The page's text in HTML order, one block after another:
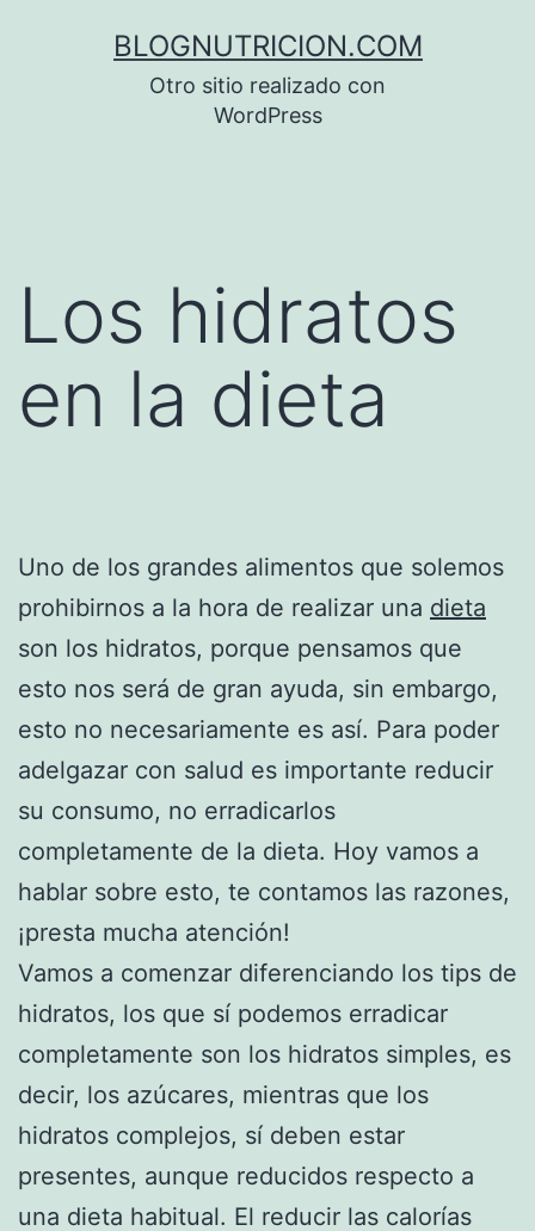
BLOGNUTRICION.COM
Otro sitio realizado con
WordPress
Los hidratos
en la dieta
Uno de los grandes alimentos que solemos
prohibirnos a la hora de realizar una dieta
son los hidratos, porque pensamos que
esto nos será de gran ayuda, sin embargo,
esto no necesariamente es así. Para poder
adelgazar con salud es importante reducir
su consumo, no erradicarlos
completamente de la dieta. Hoy vamos a
hablar sobre esto, te contamos las razones,
¡presta mucha atención!
Vamos a comenzar diferenciando los tips de
hidratos, los que sí podemos erradicar
completamente son los hidratos simples, es
decir, los azúcares, mientras que los
hidratos complejos, sí deben estar
presentes, aunque reducidos respecto a
una dieta habitual. El reducir las calorías